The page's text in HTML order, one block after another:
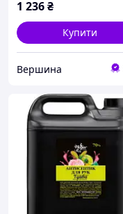
1 236₴
Купити
Вершина